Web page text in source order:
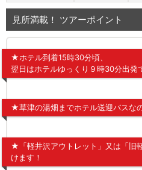
見所満載！ ツアーポイント
★ホテル到着15時30分頃、
翌日はホテルゆっくり９時30分出発
★草津の湯畑までホテル送迎バスな
★「軽井沢アウトレット」又は「旧
けます！